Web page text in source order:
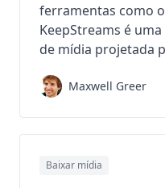
ferramentas como
KeepStreams é
de mídia projetada
Maxwell Greer
Baixar mídia